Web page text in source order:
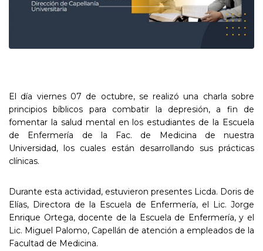
El día viernes 07 de octubre, se realizó una charla sobre
principios bíblicos para combatir la depresión, a fin de
fomentar la salud mental en los estudiantes de la Escuela
de Enfermería de la Fac. de Medicina de nuestra
Universidad, los cuales están desarrollando sus prácticas
clínicas.
Durante esta actividad, estuvieron presentes Licda. Doris de
Elías, Directora de la Escuela de Enfermería, el Lic. Jorge
Enrique Ortega, docente de la Escuela de Enfermería, y el
Lic. Miguel Palomo, Capellán de atención a empleados de la
Facultad de Medicina.